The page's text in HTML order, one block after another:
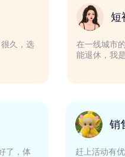
的，咨询了很久，选
直合作的。
很快就约好了，体